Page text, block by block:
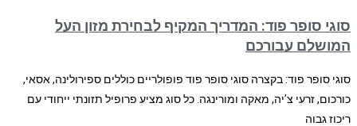
סוגי סופר פוד: המדריך המקיף לבחירת מזון העל
המושלם עבורכם
סוגי סופר פוד: בקצרה סוגי סופר פוד פופולריים כוללים ספירולינה, אסאי,
כורכום, זרעי צ’יה, מאקה ומורינגה. כל סוג מציע פרופיל תזונתי ייחודי עם
ריכוז גבוה